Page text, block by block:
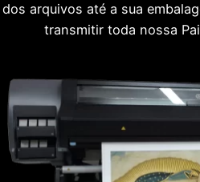
dos arquivos até a sua
transmitir toda nossa